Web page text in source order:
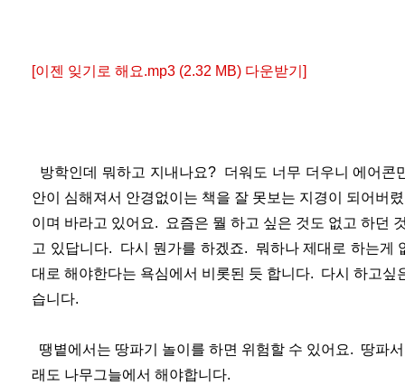
[이젠 잊기로 해요.mp3 (2.32 MB) 다운받기]
방학인데 뭐하고 지내나요? 더워도 너무 더우니 에어콘
안이 심해져서 안경없이는 책을 잘 못보는 지경이 되어버
이며 바라고 있어요. 요즘은 뭘 하고 싶은 것도 없고 하던
고 있답니다. 다시 뭔가를 하겠죠. 뭐하나 제대로 하는게
대로 해야한다는 욕심에서 비롯된 듯 합니다. 다시 하고싶
습니다.
땡볕에서는 땅파기 놀이를 하면 위험할 수 있어요. 땅파
래도 나무그늘에서 해야합니다.